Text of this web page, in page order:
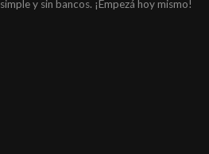
simple y sin bancos. ¡Empezá hoy mismo!